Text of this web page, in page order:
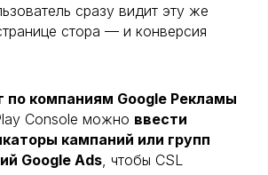
сразу видит эту же
стора — и конверсия
по компаниям Google Рекламы
Console можно ввести
кампаний или групп
Google Ads , чтобы CSL